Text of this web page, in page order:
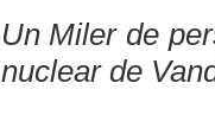
Un Miler de
nuclear de